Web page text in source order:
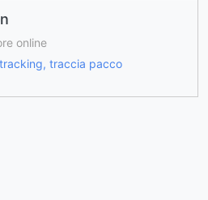
online
traccia pacco